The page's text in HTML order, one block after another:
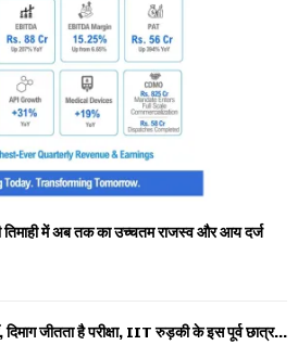
तिमाही में अब तक का उच्चतम राजस्व और आय दर्ज
जीतता है परीक्षा, IIT रुड़की के इस पूर्व छात्र...